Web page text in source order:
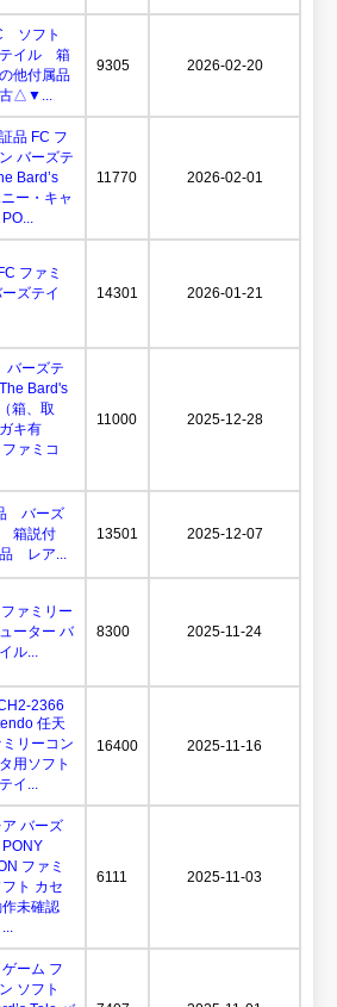
ソフト
イル 箱
他付属品
△▼...
9305 2026-02-20
品 FC フ
バーズテ
Bard’s
ー・キャ
11770 2026-02-01
ファミ
ズテイ
14301 2026-01-21
バーズテ
Bard's
箱、取
キ有
ァミコ
11000 2025-12-28
バーズ
箱説付
レア...
13501 2025-12-07
ァミリー
ーター バ
ル...
8300 2025-11-24
2366
任天
リーコン
用ソフト
イ...
16400 2025-11-16
バーズ
ファミ
ト カセ
作未確認
6111 2025-11-03
ーム フ
ソフト